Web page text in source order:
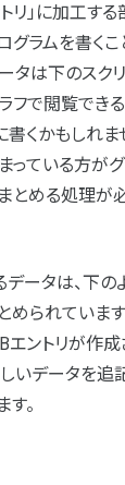
リ」に加工する
ラムを書くこ
タは下のスク
フで閲覧でき
くかもしれま
っている方が
とめる処理が
ータは、下の
められていま
ントリが作成
いデータを追
。